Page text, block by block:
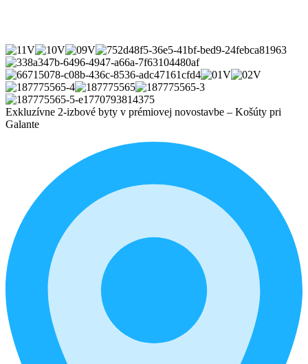
Exkluzívne 2-izbové byty v prémiovej novostavbe – Košúty pri
Galante